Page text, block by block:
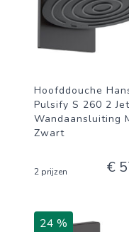
Hoofddouche
Pulsify S 260 2
Wandaansluiting
Zwart
2 prijzen €
24 %